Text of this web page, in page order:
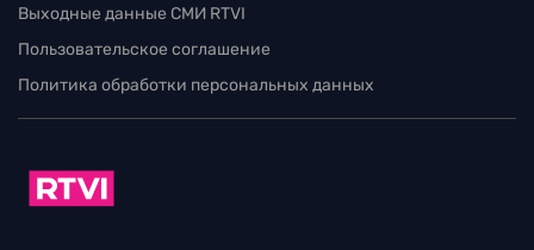
Выходные данные СМИ RTVI
Пользовательское соглашение
Политика обработки персональных данных